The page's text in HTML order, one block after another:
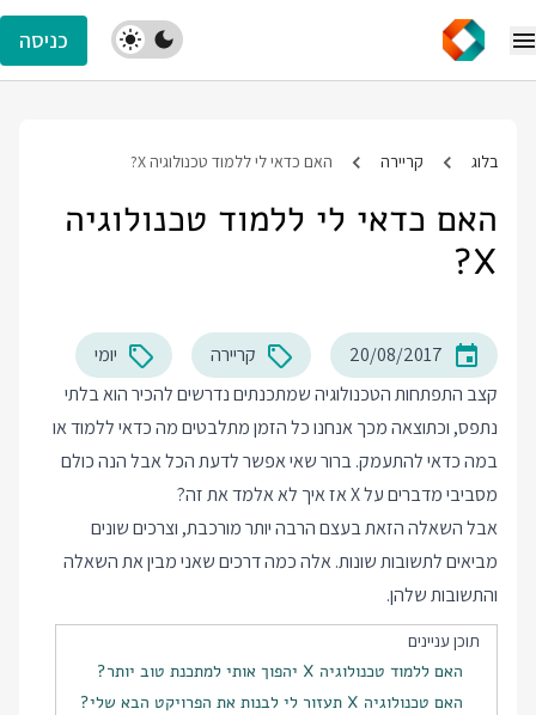
כניסה
בלוג קריירה האם כדאי לי ללמוד טכנולוגיה X?
האם כדאי לי ללמוד טכנולוגיה
X?
20/08/2017 קריירה
יומי
קצב התפתחות הטכנולוגיה שמתכנתים נדרשים להכיר הוא בלתי
נתפס, וכתוצאה מכך אנחנו כל הזמן מתלבטים מה כדאי ללמוד או
במה כדאי להתעמק. ברור שאי אפשר לדעת הכל אבל הנה כולם
מסביבי מדברים על X אז איך לא אלמד את זה?
אבל השאלה הזאת בעצם הרבה יותר מורכבת, וצרכים שונים
מביאים לתשובות שונות. אלה כמה דרכים שאני מבין את השאלה
והתשובות שלהן.
תוכן עניינים
האם ללמוד טכנולוגיה X יהפוך אותי למתכנת טוב יותר?
האם טכנולוגיה X תעזור לי לבנות את הפרויקט הבא שלי?